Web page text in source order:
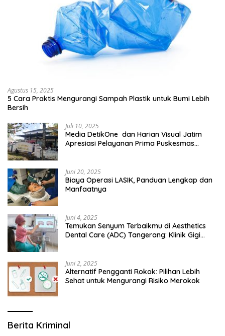
Agustus 15, 2025
5 Cara Praktis Mengurangi Sampah Plastik untuk Bumi Lebih
Bersih
Juli 10, 2025
Media DetikOne dan Harian Visual Jatim
Apresiasi Pelayanan Prima Puskesmas
Juni 20, 2025
Biaya Operasi LASIK, Panduan Lengkap dan
Manfaatnya
Juni 4, 2025
Temukan Senyum Terbaikmu di Aesthetics
Dental Care (ADC) Tangerang: Klinik Gigi
Juni 2, 2025
Alternatif Pengganti Rokok: Pilihan Lebih
Sehat untuk Mengurangi Risiko Merokok
Berita Kriminal